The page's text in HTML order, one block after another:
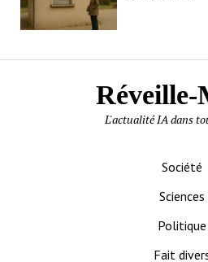
L'actualité IA dans
Société
Sciences
Politique
Fait